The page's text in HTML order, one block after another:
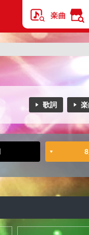
歌詞
8